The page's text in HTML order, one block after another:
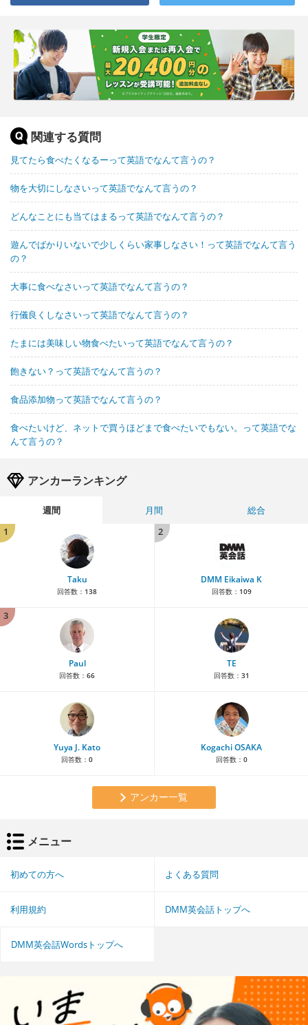
関連する質問
見てたら食べたくなるーって英語でなんて言うの？
物を大切にしなさいって英語でなんて言うの？
どんなことにも当てはまるって英語でなんて言うの？
遊んでばかりいないで少しくらい家事しなさい！って英語でなんて言う
の？
大事に食べなさいって英語でなんて言うの？
行儀良くしなさいって英語でなんて言うの？
たまには美味しい物食べたいって英語でなんて言うの？
飽きない？って英語でなんて言うの？
食品添加物って英語でなんて言うの？
食べたいけど、ネットで買うほどまで食べたいでもない。って英語でな
んて言うの？
アンカーランキング
週間 月間
総合
1
Taku
回答数： 138
2
DMM Eikaiwa K
回答数： 109
3
Paul
回答数： 66
TE
回答数： 31
Yuya J. Kato
回答数： 0
Kogachi OSAKA
回答数： 0
アンカー一覧
メニュー
初めての方へ よくある質問
利用規約 DMM英会話トップへ
DMM英会話Wordsトップへ